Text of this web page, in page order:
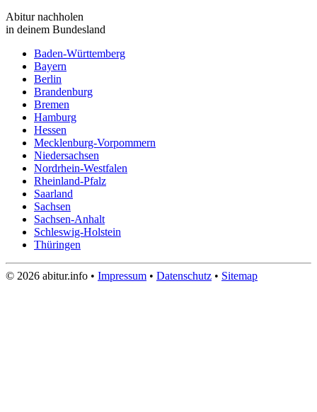
Abitur nachholen
in deinem Bundesland
Baden-Württemberg
Bayern
Berlin
Brandenburg
Bremen
Hamburg
Hessen
Mecklenburg-Vorpommern
Niedersachsen
Nordrhein-Westfalen
Rheinland-Pfalz
Saarland
Sachsen
Sachsen-Anhalt
Schleswig-Holstein
Thüringen
© 2026 abitur.info • Impressum • Datenschutz • Sitemap